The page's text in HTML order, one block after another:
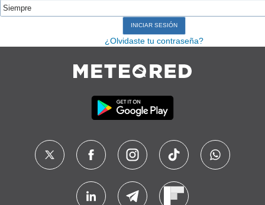
¿Olvidaste tu contraseña?